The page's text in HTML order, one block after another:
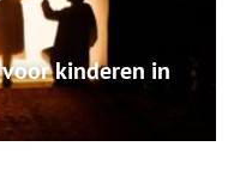
kinderen in